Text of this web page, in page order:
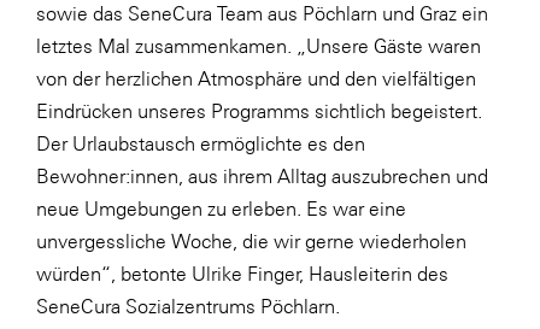
sowie das SeneCura Team aus Pöchlarn und Graz ein
letztes Mal zusammenkamen. „Unsere Gäste waren
von der herzlichen Atmosphäre und den vielfältigen
Eindrücken unseres Programms sichtlich begeistert.
Der Urlaubstausch ermöglichte es den
Bewohner:innen, aus ihrem Alltag auszubrechen und
neue Umgebungen zu erleben. Es war eine
unvergessliche Woche, die wir gerne wiederholen
würden“, betonte Ulrike Finger, Hausleiterin des
SeneCura Sozialzentrums Pöchlarn.